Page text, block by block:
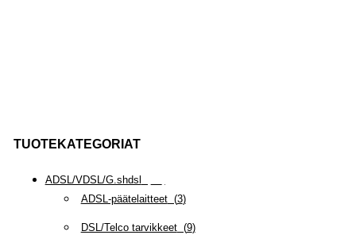
TUOTEKATEGORIAT
ADSL/VDSL/G.shdsl
ADSL-päätelaitteet(3)
DSL/Telco tarvikkeet(9)